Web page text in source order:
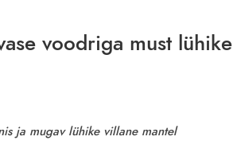
voodriga must lühike
ja mugav lühike villane mantel